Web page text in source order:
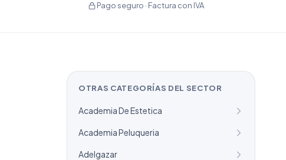
Pago seguro · Factura con IVA
OTRAS CATEGORÍAS DEL SECTOR
Academia De Estetica
Academia Peluqueria
Adelgazar